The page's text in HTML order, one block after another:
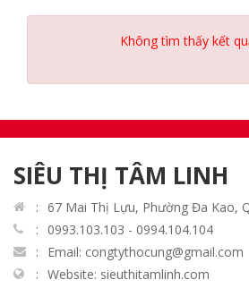
Không tìm thấy kết
SIÊU THỊ TÂM LINH
67 Mai Thị Lựu, Phường Đa Kao,
0993.103.103 - 0994.104.104
Email: congtythocung@gmail.com
Website: sieuthitamlinh.com